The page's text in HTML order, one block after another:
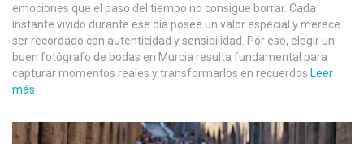
emociones que el paso del tiempo no consigue borrar. Cada
instante vivido durante ese día posee un valor especial y merece
ser recordado con autenticidad y sensibilidad. Por eso, elegir un
buen fotógrafo de bodas en Murcia resulta fundamental para
capturar momentos reales y transformarlos en recuerdos Leer
más